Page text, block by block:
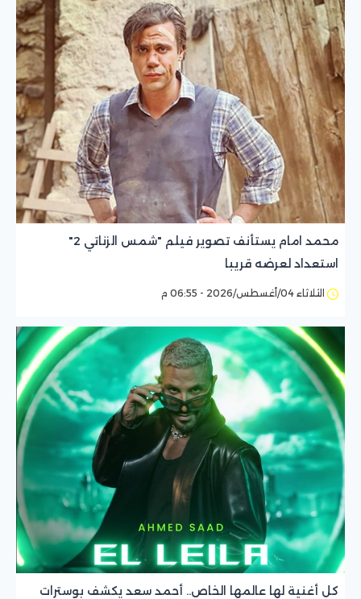
محمد امام يستأنف تصوير فيلم "شمس الزناتي 2"
استعداد لعرضه قريبا
الثلاثاء 04/أغسطس/2026 - 06:55 م
كل أغنية لها عالمها الخاص.. أحمد سعد يكشف بوسترات